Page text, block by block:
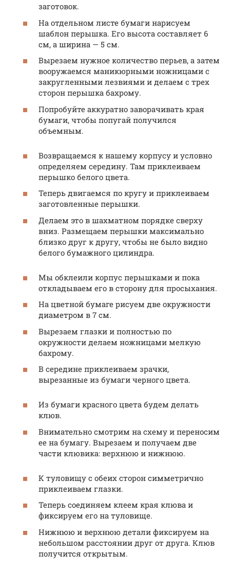
заготовок.
На отдельном листе бумаги нарисуем
шаблон перышка. Его высота составляет 6
см, а ширина — 5 см.
Вырезаем нужное количество перьев, а затем
вооружаемся маникюрными ножницами с
закругленными лезвиями и делаем с трех
сторон перышка бахрому.
Попробуйте аккуратно заворачивать края
бумаги, чтобы попугай получился
объемным.
Возвращаемся к нашему корпусу и условно
определяем середину. Там приклеиваем
перышко белого цвета.
Теперь двигаемся по кругу и приклеиваем
заготовленные перышки.
Делаем это в шахматном порядке сверху
вниз. Размещаем перышки максимально
близко друг к другу, чтобы не было видно
белого бумажного цилиндра.
Мы обклеили корпус перышками и пока
откладываем его в сторону для просыхания.
На цветной бумаге рисуем две окружности
диаметром в 7 см.
Вырезаем глазки и полностью по
окружности делаем ножницами мелкую
бахрому.
В середине приклеиваем зрачки,
вырезанные из бумаги черного цвета.
Из бумаги красного цвета будем делать
клюв.
Внимательно смотрим на схему и переносим
ее на бумагу. Вырезаем и получаем две
части клювика: верхнюю и нижнюю.
К туловищу с обеих сторон симметрично
приклеиваем глазки.
Теперь соединяем клеем края клюва и
фиксируем его на туловище.
Нижнюю и верхнюю детали фиксируем на
небольшом расстоянии друг от друга. Клюв
получится открытым.